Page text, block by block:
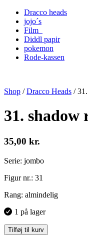
Dracco heads
jojo´s
Film
Diddl papir
pokemon
Rode-kassen
Shop /Dracco Heads /
31. shadow
35,00 kr.
Serie: jombo
Figur nr.: 31
Rang: almindelig
1 på lager
Tilføj til kurv